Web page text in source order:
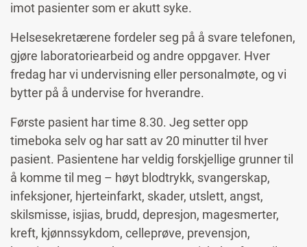
imot pasienter som er akutt syke.
Helsesekretærene fordeler seg på å svare telefonen,
gjøre laboratoriearbeid og andre oppgaver. Hver
fredag har vi undervisning eller personalmøte, og vi
bytter på å undervise for hverandre.
Første pasient har time 8.30. Jeg setter opp
timeboka selv og har satt av 20 minutter til hver
pasient. Pasientene har veldig forskjellige grunner til
å komme til meg – høyt blodtrykk, svangerskap,
infeksjoner, hjerteinfarkt, skader, utslett, angst,
skilsmisse, isjias, brudd, depresjon, magesmerter,
kreft, kjønnssykdom, celleprøve, prevensjon,